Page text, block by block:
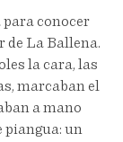
conocer
de La Ballena.
la cara, las
marcaban el
a mano
piangua: un